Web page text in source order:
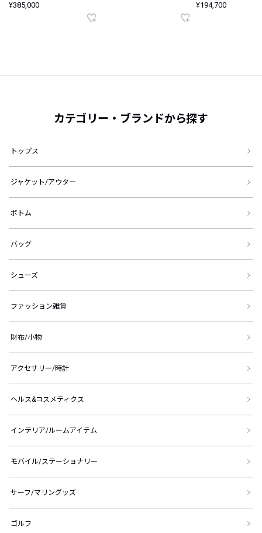
¥385,000 ¥194,700
カテゴリー・ブランドから探す
トップス
ジャケット/アウター
ボトム
バッグ
シューズ
ファッション雑貨
財布/小物
アクセサリー/時計
ヘルス&コスメティクス
インテリア/ルームアイテム
モバイル/ステーショナリー
サーフ/マリングッズ
ゴルフ